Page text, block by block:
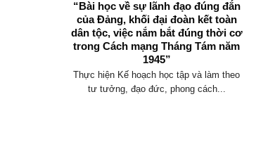
“Bài học về sự lãnh đạo đúng đắn
của Đảng, khối đại đoàn kết toàn
dân tộc, việc nắm bắt đúng thời cơ
trong Cách mạng Tháng Tám năm
1945”
Thực hiện Kế hoạch học tập và làm theo
tư tưởng, đạo đức, phong cách...